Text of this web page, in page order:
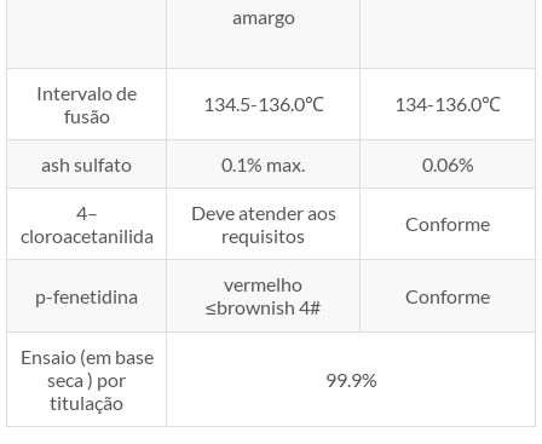
amargo
Intervalo de
fusão
134.5-136.0℃ 134-136.0℃
ash sulfato 0.1% max. 0.06%
4–
cloroacetanilida
Deve atender aos
requisitos
Conforme
p-fenetidina
vermelho
≤brownish 4#
Conforme
Ensaio (em base
seca ) por
titulação
99.9%